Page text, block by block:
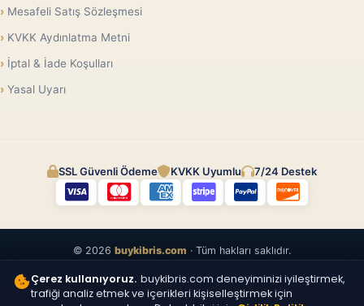
Mesafeli Satış Sözleşmesi
KVKK Aydınlatma Metni
İptal & İade Koşulları
Yasal Uyarı
SSL Güvenli Ödeme KVKK Uyumlu 7/24 Destek
© 2026 buykibris.com · Tüm hakları saklıdır.
Çerez kullanıyoruz. buykibris.com deneyiminizi iyileştirmek,
trafiği analiz etmek ve içerikleri kişiselleştirmek için